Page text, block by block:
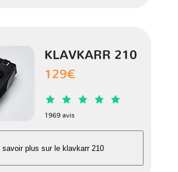
1 version
KLAVKARR 210
129€
1969 avis
savoir plus sur le klavkarr 210